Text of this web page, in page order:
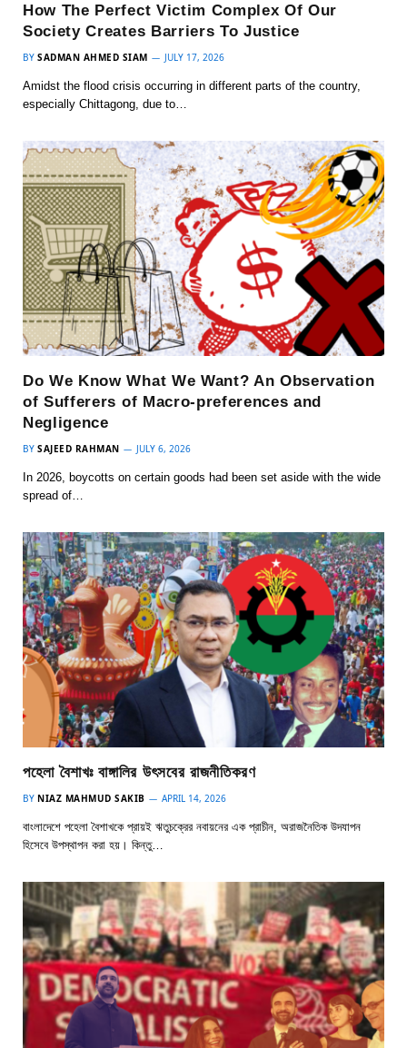
How The Perfect Victim Complex Of Our
Society Creates Barriers To Justice
BY SADMAN AHMED SIAM JULY 17, 2026
Amidst the flood crisis occurring in different parts of the country,
especially Chittagong, due to…
Do We Know What We Want? An Observation
of Sufferers of Macro-preferences and
Negligence
BY SAJEED RAHMAN JULY 6, 2026
In 2026, boycotts on certain goods had been set aside with the wide
spread of…
পহেলা বৈশাখঃ বাঙ্গালির উৎসবের রাজনীতিকরণ
BY NIAZ MAHMUD SAKIB APRIL 14, 2026
বাংলাদেশে পহেলা বৈশাখকে প্রায়ই ঋতুচক্রের নবায়নের এক প্রাচীন, অরাজনৈতিক উদযাপন
হিসেবে উপস্থাপন করা হয়। কিন্তু…